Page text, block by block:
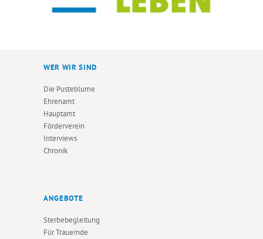
WER WIR SIND
Die Pusteblume
Ehrenamt
Hauptamt
Förderverein
Interviews
Chronik
ANGEBOTE
Sterbebegleitung
Für Trauernde